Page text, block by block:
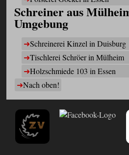
Schreiner aus
Umgebung
Schreinerei Kinzel in Duisburg
Tischlerei Schröer in Mülheim
Holzschmiede 103 in Essen
Nach oben!